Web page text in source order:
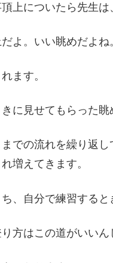
上についたら先生は
だよ。いい眺めだよね
ます。
に見せてもらった
での流れを繰り返
増えてきます。
、自分で練習すると
り方はこの道がいいん